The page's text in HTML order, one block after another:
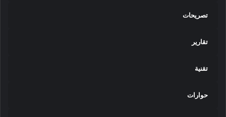
تصريحات
تقارير
تقنية
حوارات